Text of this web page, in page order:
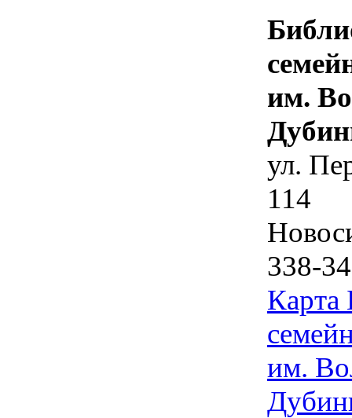
им.
ул.
114
338-
Карта
им.